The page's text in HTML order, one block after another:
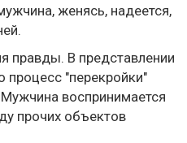
женясь, надеется,
правды. В представлении
"перекройки"
воспринимается
прочих объектов